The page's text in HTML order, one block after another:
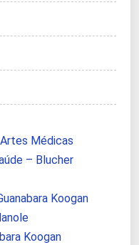
Médicas
– Blucher
Koogan
Koogan